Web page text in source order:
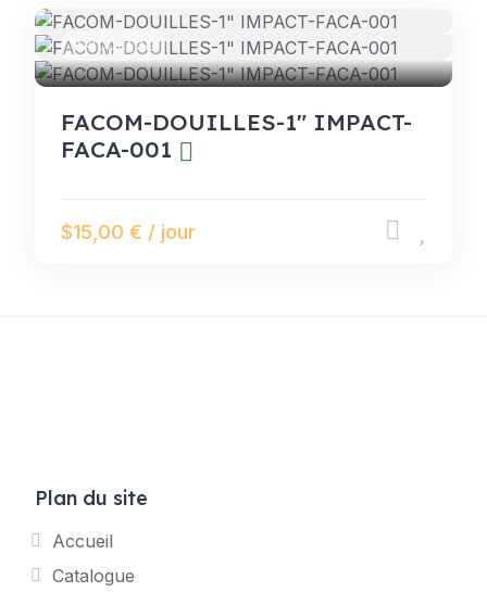
BRICOLAGE
FACOM-DOUILLES-1" IMPACT-
FACA-001
$15,00 € / jour
Plan du site
Accueil
Catalogue